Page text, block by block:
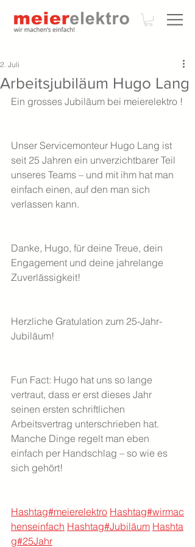
Arbeitsjubiläum Hugo Lang
2. Juli
Ein grosses Jubiläum bei meierelektro !
Unser Servicemonteur Hugo Lang ist
seit 25 Jahren ein unverzichtbarer Teil
unseres Teams – und mit ihm hat man
einfach einen, auf den man sich
verlassen kann.
Danke, Hugo, für deine Treue, dein
Engagement und deine jahrelange
Zuverlässigkeit!
Herzliche Gratulation zum 25-Jahr-
Jubiläum!
Fun Fact: Hugo hat uns so lange
vertraut, dass er erst dieses Jahr
seinen ersten schriftlichen
Arbeitsvertrag unterschrieben hat.
Manche Dinge regelt man eben
einfach per Handschlag – so wie es
sich gehört!
Hashtag#meierelektro Hashtag#wirmac
henseinfach Hashtag#Jubiläum Hashta
g#25Jahr